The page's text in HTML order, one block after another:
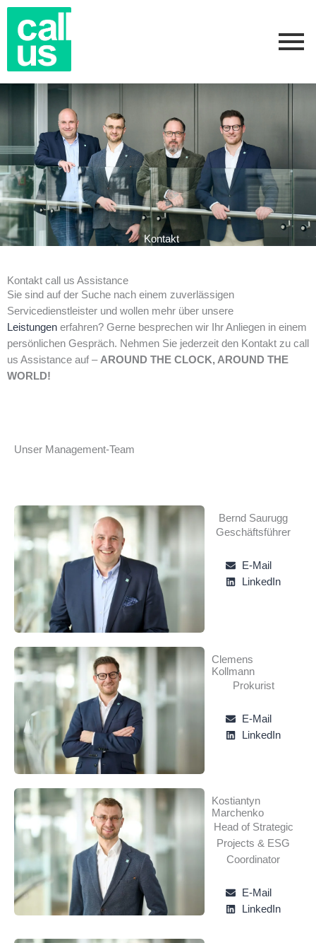
Zum
Inhalt
springen
Kontakt
Kontakt call us Assistance
Sie sind auf der Suche nach einem zuverlässigen
Servicedienstleister und wollen mehr über unsere
Leistungen erfahren? Gerne besprechen wir Ihr Anliegen in einem
persönlichen Gespräch. Nehmen Sie jederzeit den Kontakt zu call
us Assistance auf – AROUND THE CLOCK, AROUND THE
WORLD!
Unser Management-Team
Bernd Saurugg
Geschäftsführer
E-Mail
LinkedIn
Clemens
Kollmann
Prokurist
E-Mail
LinkedIn
Kostiantyn
Marchenko
Head of Strategic
Projects & ESG
Coordinator
E-Mail
LinkedIn